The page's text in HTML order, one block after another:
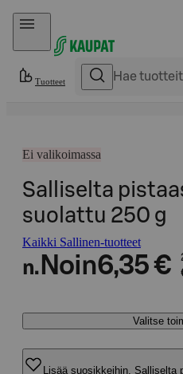
Hyppää sisältöön
Tuotteet
Ei valikoimassa
Salliselta
suolattu 250 g
Kaikki Sallinen-tuotteet
n. Noin6,35 €
Valitse
Lisää suosikkeihin, Salliselta